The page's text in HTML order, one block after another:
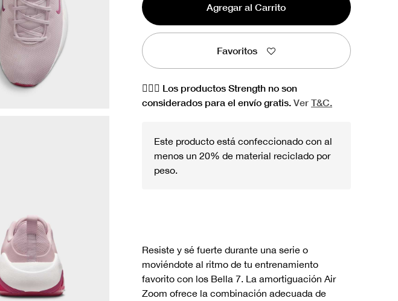
Agregar al Carrito
Favoritos
🏋🏻‍♀️ Los productos Strength no son
considerados para el envío gratis. Ver T&C.
Este producto está confeccionado con al
menos un 20% de material reciclado por
peso.
Resiste y sé fuerte durante una serie o
moviéndote al ritmo de tu entrenamiento
favorito con los Bella 7. La amortiguación Air
Zoom ofrece la combinación adecuada de